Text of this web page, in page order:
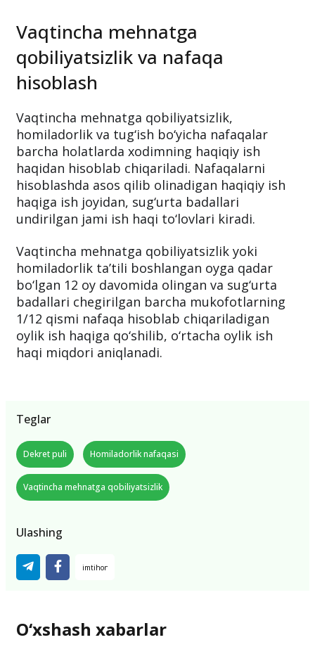
Vaqtincha mehnatga
qobiliyatsizlik va nafaqa
hisoblash
Vaqtincha mehnatga qobiliyatsizlik,
homiladorlik va tug‘ish bo‘yicha nafaqalar
barcha holatlarda xodimning haqiqiy ish
haqidan hisoblab chiqariladi. Nafaqalarni
hisoblashda asos qilib olinadigan haqiqiy ish
haqiga ish joyidan, sug‘urta badallari
undirilgan jami ish haqi to‘lovlari kiradi.
Vaqtincha mehnatga qobiliyatsizlik yoki
homiladorlik ta’tili boshlangan oyga qadar
bo‘lgan 12 oy davomida olingan va sug‘urta
badallari chegirilgan barcha mukofotlarning
1/12 qismi nafaqa hisoblab chiqariladigan
oylik ish haqiga qo‘shilib, o‘rtacha oylik ish
haqi miqdori aniqlanadi.
Teglar
Dekret puli Homiladorlik nafaqasi
Vaqtincha mehnatga qobiliyatsizlik
Ulashing
O‘xshash xabarlar